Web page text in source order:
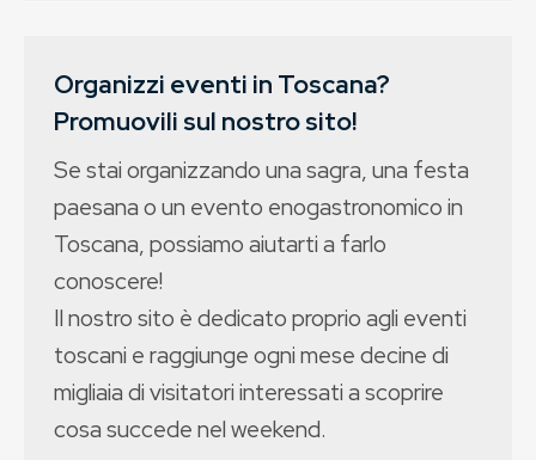
Organizzi eventi in Toscana?
Promuovili sul nostro sito!
Se stai organizzando una sagra, una festa
paesana o un evento enogastronomico in
Toscana, possiamo aiutarti a farlo
conoscere!
Il nostro sito è dedicato proprio agli eventi
toscani e raggiunge ogni mese decine di
migliaia di visitatori interessati a scoprire
cosa succede nel weekend.